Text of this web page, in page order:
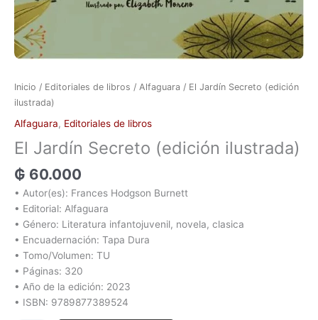
Inicio / Editoriales de libros / Alfaguara / El Jardín Secreto (edición
ilustrada)
Alfaguara, Editoriales de libros
El Jardín Secreto (edición ilustrada)
₲ 60.000
• Autor(es): Frances Hodgson Burnett
• Editorial: Alfaguara
• Género: Literatura infantojuvenil, novela, clasica
• Encuadernación: Tapa Dura
• Tomo/Volumen: TU
• Páginas: 320
• Año de la edición: 2023
• ISBN: 9789877389524